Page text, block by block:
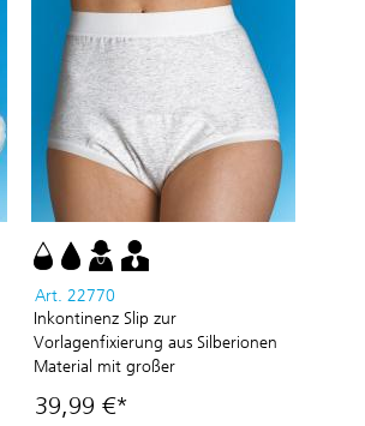
Art. 22770
Inkontinenz Slip zur
Vorlagenfixierung aus Silberionen
Material mit großer
Membrane
39,99 €*